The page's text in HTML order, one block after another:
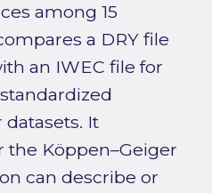
among 15
a DRY file
an IWEC file for
It
Köppen–Geiger
can describe or